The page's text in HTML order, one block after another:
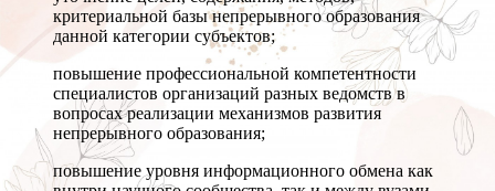
критериальной базы непрерывного образования
данной категории субъектов;
повышение профессиональной компетентности
специалистов организаций разных ведомств в
вопросах реализации механизмов развития
непрерывного образования;
повышение уровня информационного обмена как